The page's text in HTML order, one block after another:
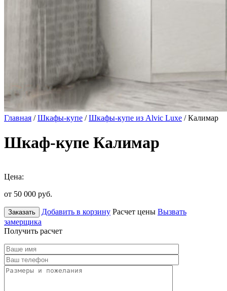
Главная /Шкафы-купе /Шкафы-купе из Alvic Luxe / Калимар
Шкаф-купе Калимар
Цена:
от 50 000 руб.
Заказать Добавить в корзину Расчет цены Вызвать
замерщика
Получить расчет